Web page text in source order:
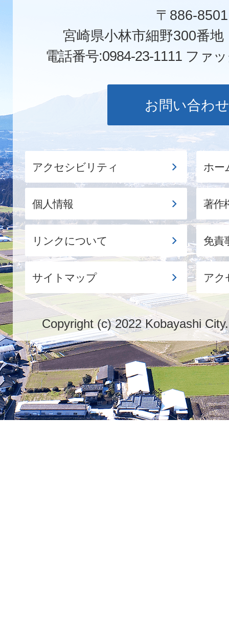
〒886-8501
宮崎県小林市細野300番
電話番号:0984-23-1111 ファ
お問い合わせ
アクセシビリティ ホー
個人情報 著作
リンクについて 免責
サイトマップ アク
Copyright (c) 2022 Kobayashi